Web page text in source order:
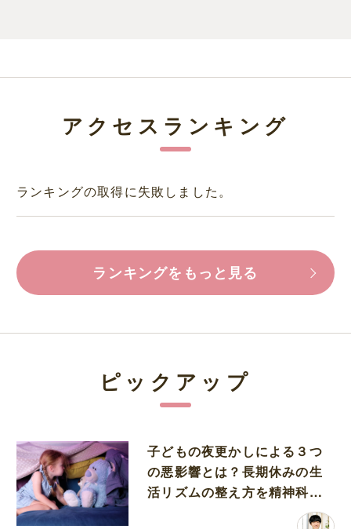
アクセスランキング
ランキングの取得に失敗しました。
ランキングをもっと見る
ピックアップ
子どもの夜更かしによる３つ
の悪影響とは？長期休みの生
活リズムの整え方を精神科医